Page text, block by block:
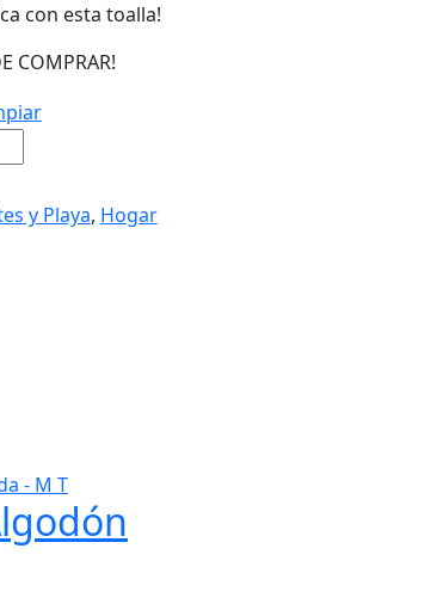
con esta toalla!
COMPRAR!
y Playa, Hogar